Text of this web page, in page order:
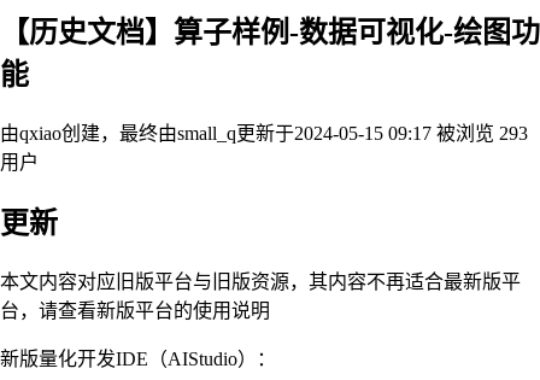
【历史文档】算子样例-数据可视化-绘图功
能
由qxiao创建，最终由small_q更新于2024-05-15 09:17 被浏览 293
用户
更新
本文内容对应旧版平台与旧版资源，其内容不再适合最新版平
台，请查看新版平台的使用说明
新版量化开发IDE（AIStudio）：